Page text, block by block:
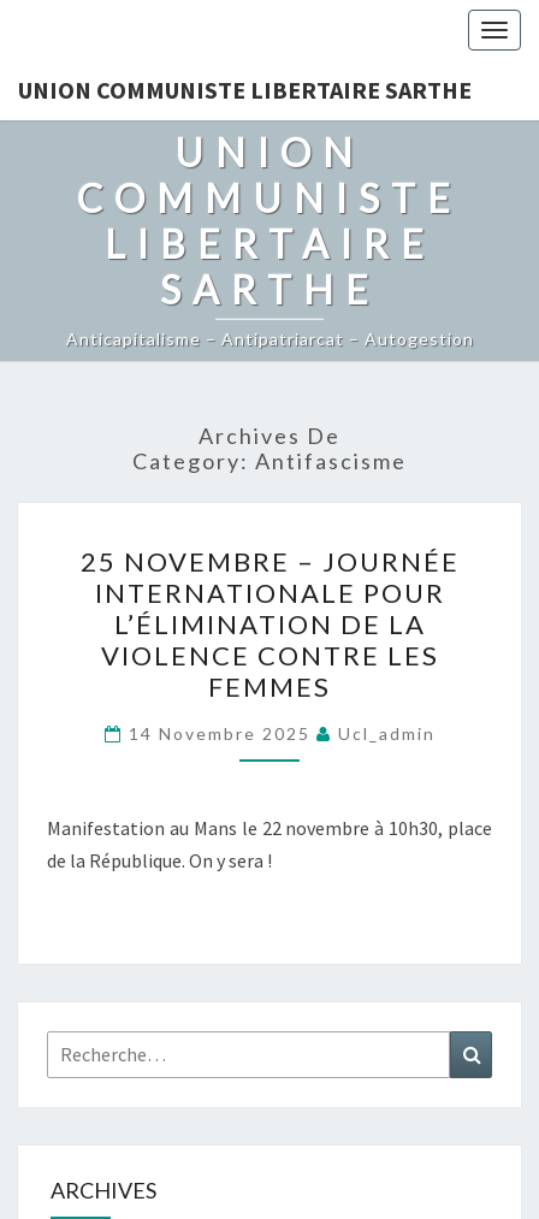
UNION COMMUNISTE LIBERTAIRE SARTHE
UNION
COMMUNISTE
LIBERTAIRE
SARTHE
Anticapitalisme – Antipatriarcat – Autogestion
Archives De
Category: Antifascisme
NOVEMBRE
–
JOURNÉE
INTERNATIONALE
POUR
L’ÉLIMINATION
DE
VIOLENCE
CONTRE
25 NOVEMBRE – JOURNÉE
INTERNATIONALE POUR
L’ÉLIMINATION DE LA
VIOLENCE CONTRE LES
FEMMES
14 Novembre 2025 Ucl_admin
Manifestation au Mans le 22 novembre à 10h30, place
de la République. On y sera !
Rechercher :
ARCHIVES